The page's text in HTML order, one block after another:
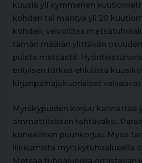
kuusia yli kymmenen
kohden tai mäntyä yli 20
kohden, velvoittaa
tämän määrän ylittävän
puista metsästä.
erityisen tärkeä ehkäistä
kirjanpainajakuoriaiset
Myrskypuiden korjuu kannattaa
ammattilaisten tehtäväksi.
koneellinen puunkorjuu. Myös
liikkumista myrskytuhoalueella
Metsää tuhoalueella omistavan